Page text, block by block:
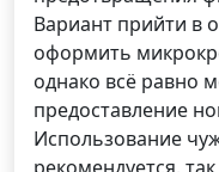
Вариант прийти в
оформить
однако всё равно
предоставление
Использование